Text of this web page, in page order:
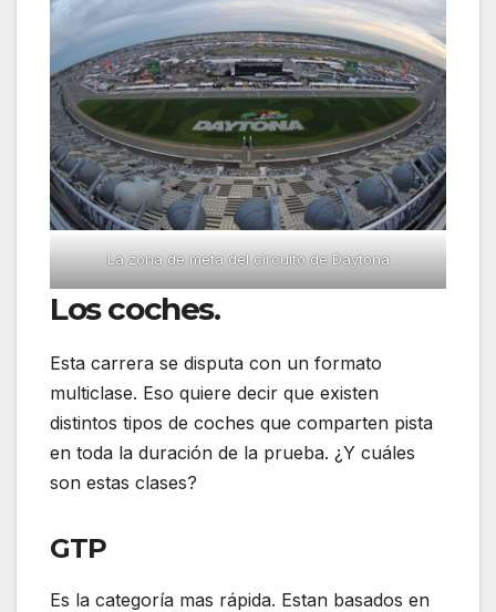
La zona de meta del circuito de Daytona
Los coches.
Esta carrera se disputa con un formato
multiclase. Eso quiere decir que existen
distintos tipos de coches que comparten pista
en toda la duración de la prueba. ¿Y cuáles
son estas clases?
GTP
Es la categoría mas rápida. Estan basados en